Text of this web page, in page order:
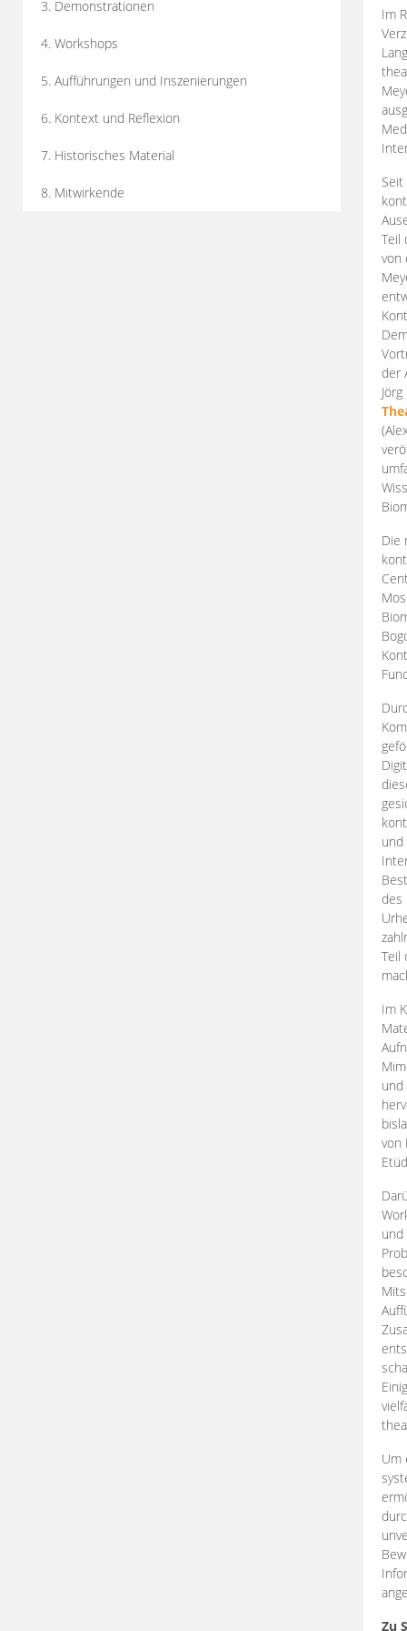
3. Demonstrationen
4. Workshops
5. Aufführungen und Inszenierungen
6. Kontext und Reflexion
7. Historisches Material
8. Mitwirkende
Im
Teil
von
der
Die
des
Teil
Im
und
von
und
Um
Zu